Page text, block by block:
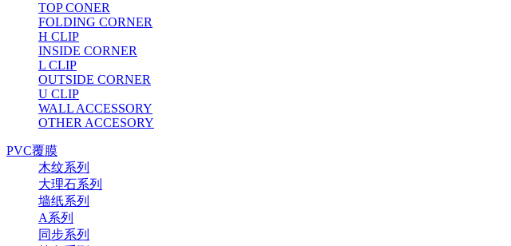
TOP CONER
FOLDING CORNER
H CLIP
INSIDE CORNER
L CLIP
OUTSIDE CORNER
U CLIP
WALL ACCESSORY
OTHER ACCESORY
PVC覆膜
木纹系列
大理石系列
墙纸系列
A系列
同步系列